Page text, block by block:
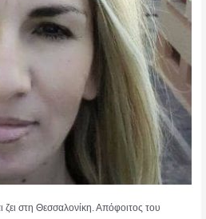
στη Θεσσαλονίκη. Απόφοιτος του